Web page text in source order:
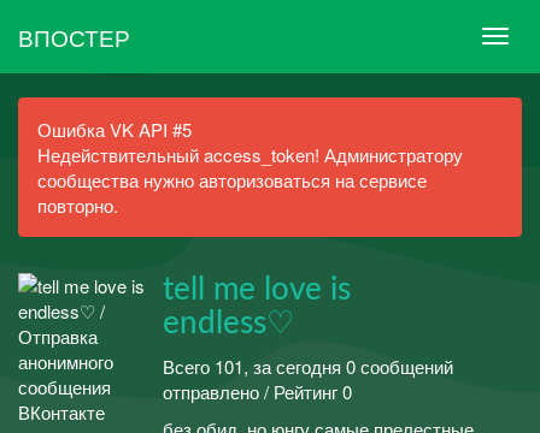
ВПОСТЕР
Ошибка VK API #5
Недействительный access_token! Администратору
сообщества нужно авторизоваться на сервисе
повторно.
tell me love is
endless♡
Всего 101, за сегодня 0 сообщений
отправлено / Рейтинг 0